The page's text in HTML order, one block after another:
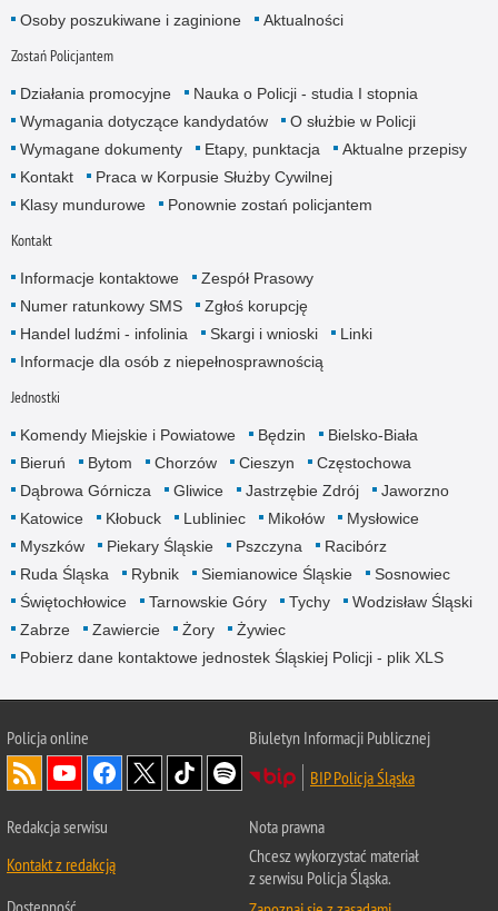
Osoby poszukiwane i zaginione Aktualności
Zostań Policjantem
Działania promocyjne
Nauka o Policji - studia I stopnia
Wymagania dotyczące kandydatów
O służbie w Policji
Wymagane dokumenty
Etapy, punktacja
Aktualne przepisy
Kontakt
Praca w Korpusie Służby Cywilnej
Klasy mundurowe
Ponownie zostań policjantem
Kontakt
Informacje kontaktowe
Zespół Prasowy
Numer ratunkowy SMS
Zgłoś korupcję
Handel ludźmi - infolinia
Skargi i wnioski
Linki
Informacje dla osób z niepełnosprawnością
Jednostki
Komendy Miejskie i Powiatowe Będzin
Bielsko-Biała
Bieruń
Bytom Chorzów Cieszyn
Częstochowa
Dąbrowa Górnicza
Gliwice Jastrzębie Zdrój
Jaworzno
Katowice
Kłobuck Lubliniec Mikołów
Mysłowice
Myszków
Piekary Śląskie Pszczyna
Racibórz
Ruda Śląska
Rybnik Siemianowice Śląskie
Sosnowiec
Świętochłowice
Tarnowskie Góry Tychy
Wodzisław Śląski
Zabrze
Zawiercie Żory
Żywiec
Pobierz dane kontaktowe jednostek Śląskiej Policji - plik XLS
Policja online
Biuletyn Informacji Publicznej
BIP Policja Śląska
Redakcja serwisu
Kontakt z redakcją
Nota prawna
Chcesz wykorzystać materiał
z serwisu Policja Śląska.